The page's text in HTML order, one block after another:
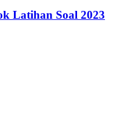
Latihan Soal 2023